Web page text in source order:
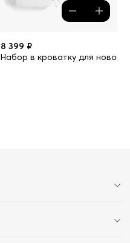
8 399 ₽
Набор в кроватку для